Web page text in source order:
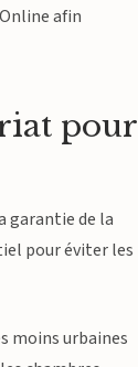
afin
pour
garantie de la
pour éviter les
moins urbaines